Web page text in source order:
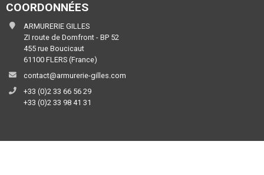
COORDONNÉES
ARMURERIE GILLES
ZI route de Domfront - BP 52
455 rue Boucicaut
61100 FLERS (France)
contact@armurerie-gilles.com
+33 (0)2 33 66 56 29
+33 (0)2 33 98 41 31